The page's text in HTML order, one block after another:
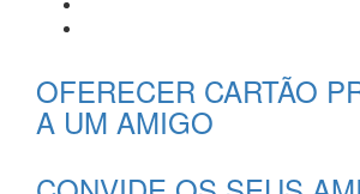
OFERECER CARTÃO
A UM AMIGO